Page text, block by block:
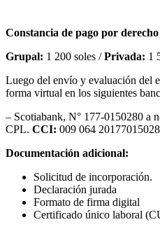
Constancia de pago por
Grupal: 1 200 soles /Privada: 1
Luego del envío y evaluación del
forma virtual en los siguientes
– Scotiabank, N° 177-0150280 a
CPL. CCI: 009 064
Documentación adicional:
Solicitud de incorporación.
Declaración jurada
Formato de firma digital
Certificado único laboral